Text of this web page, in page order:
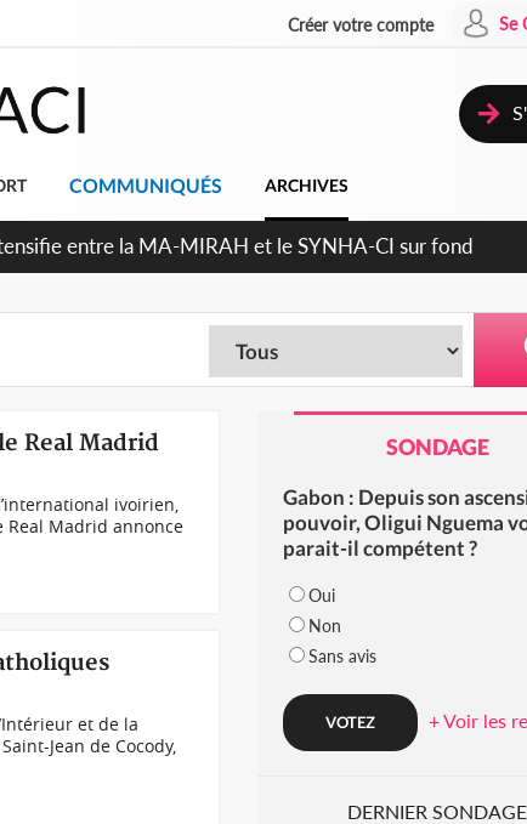
Créer votre compte Se
COMMUNIQUÉS ARCHIVES
environnement démocratique plus apaisé
Real Madrid
ivoirien,
Real Madrid annonce
et de la
Jean de Cocody,
SONDAGE
Gabon : Depuis son
pouvoir, Oligui Nguema
parait-il compétent ?
Oui
Non
Sans avis
+ Voir les
DERNIER SONDAGE